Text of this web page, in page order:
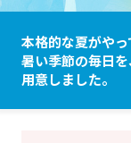
本格的な夏がやっ
暑い季節の毎日
用意しました。